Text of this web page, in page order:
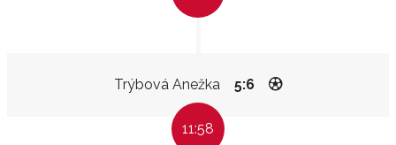
Trýbová Anežka 5:6
11:58